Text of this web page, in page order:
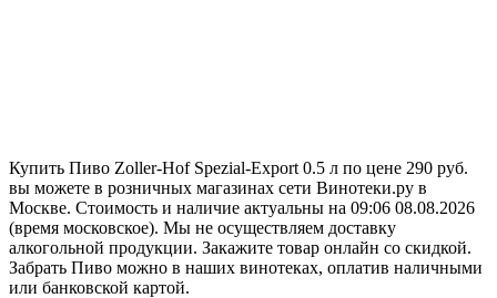
Купить Пиво Zoller-Hof Spezial-Export 0.5 л по цене 290 руб.
вы можете в розничных магазинах сети Винотеки.ру в
Москве. Стоимость и наличие актуальны на 09:06 08.08.2026
(время московское). Мы не осуществляем доставку
алкогольной продукции. Закажите товар онлайн со скидкой.
Забрать Пиво можно в наших винотеках, оплатив наличными
или банковской картой.